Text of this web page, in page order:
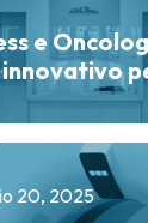
e
20, 2025